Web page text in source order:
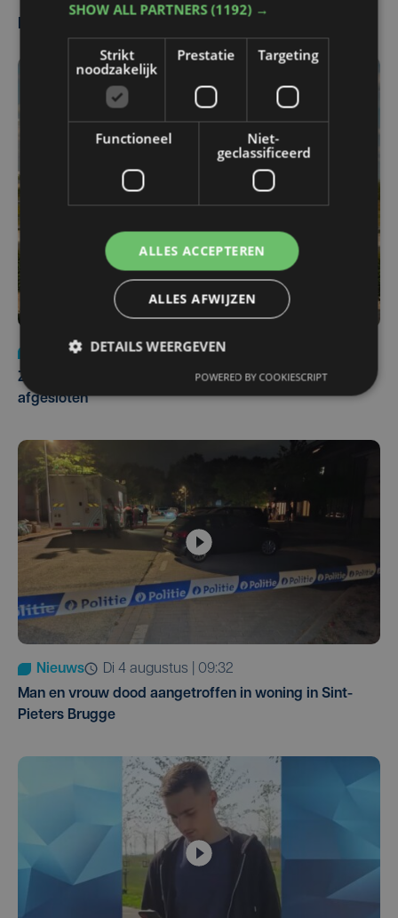
Nieuws Update
za 1 augustus | 17:21
Zwaar ongeval op E403 in Izegem: drie rijstroken
afgesloten
Nieuws
di 4 augustus | 09:32
Man en vrouw dood aangetroffen in woning in Sint-
Pieters Brugge
SHOW ALL PARTNERS(1192) →
Strikt
noodzakelijk
Prestatie Targeting
Functioneel
Niet-
geclassificeerd
ALLES ACCEPTEREN
ALLES AFWIJZEN
DETAILS WEERGEVEN
POWERED BY COOKIESCRIPT